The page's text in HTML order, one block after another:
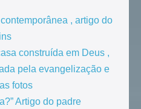
, artigo do
construída em Deus ,
pela evangelização e
fotos
Artigo do padre